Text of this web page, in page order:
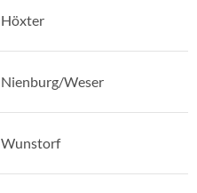
Höxter
Nienburg/Weser
Wunstorf